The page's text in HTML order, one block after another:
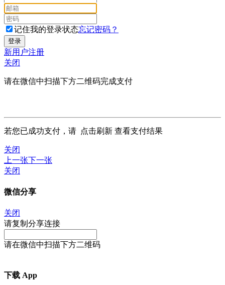
记住我的登录状态忘记密码？
新用户注册
关闭
请在微信中扫描下方二维码完成支付
若您已成功支付，请 点击刷新 查看支付结果
关闭
上一张下一张
关闭
微信分享
关闭
请复制分享连接
请在微信中扫描下方二维码
下载 App